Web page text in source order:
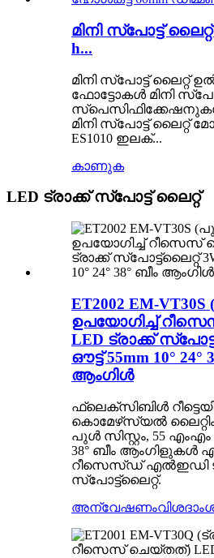
മിനി സ്പോട്ട്
h...
മിനി സ്പോട്ട് ലൈറ്റ്
ഫോട്ടോകൾ മിനി
സ്പെസിഫിക്കേഷനുകൾ
മിനി സ്പോട്ട് ലൈറ്റ്
ES1010 ഇലക്...
കാണുക
LED ട്രാക്ക് സ്പോട്ട് ലൈറ്റ്
ET2002 EM-
ഉപയോഗിച്ച്
LED ട്രാക്ക്
ഔട്ട് 55mm 10° 24°
ആംഗിൾ
ഫ്ലെക്സിബിൾ
കൊമേഴ്‌സ്യൽ
പുൾ സിസ്റ്റം, 55 എംഎം
38° ബീം ആംഗിളുകൾ
റീസെസ്ഡ് എൽഇഡി
സ്പോട്ട്‌ലൈറ്റ്.
അന്വേഷണം